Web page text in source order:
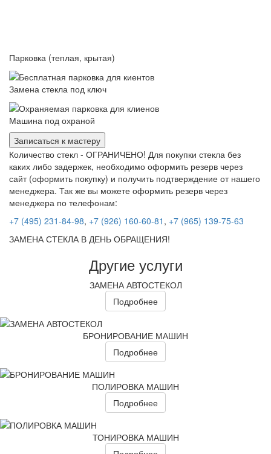
Парковка (теплая, крытая)
Замена стекла под ключ
Машина под охраной
Записаться к мастеру
Количество стекл - ОГРАНИЧЕНО! Для покупки стекла без
каких либо задержек, необходимо оформить резерв через
сайт (оформить покупку) и получить подтверждение от нашего
менеджера. Так же вы можете оформить резерв через
менеджера по телефонам:
+7 (495) 231-84-98, +7 (926) 160-60-81 , +7 (965) 139-75-63
ЗАМЕНА СТЕКЛА В ДЕНЬ ОБРАЩЕНИЯ!
Другие услуги
ЗАМЕНА АВТОСТЕКОЛ
Подробнее
БРОНИРОВАНИЕ МАШИН
Подробнее
ПОЛИРОВКА МАШИН
Подробнее
ТОНИРОВКА МАШИН